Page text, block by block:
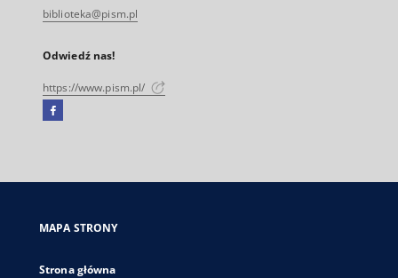
biblioteka@pism.pl
Odwiedź nas!
https://www.pism.pl/
Facebook
się
karcie
MAPA STRONY
Strona główna